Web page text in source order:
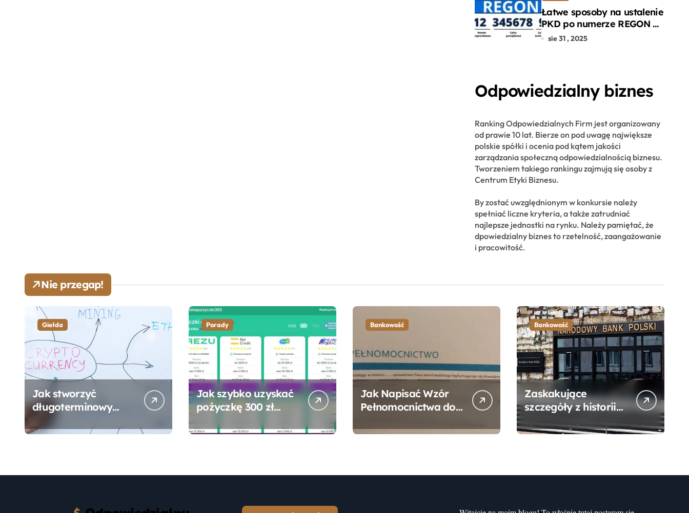
Łatwe sposoby na ustalenie
PKD po numerze REGON w
kilku prostych krokach
sie 31 , 2025
Odpowiedzialny biznes
Ranking Odpowiedzialnych Firm jest organizowany
od prawie 10 lat. Bierze on pod uwagę największe
polskie spółki i ocenia pod kątem jakości
zarządzania społeczną odpowiedzialnością biznesu.
Tworzeniem takiego rankingu zajmują się osoby z
Centrum Etyki Biznesu.
By zostać uwzględnionym w konkursie należy
spełniać liczne kryteria, a także zatrudniać
najlepsze jednostki na rynku. Należy pamiętać, że
dpowiedzialny biznes to rzetelność, zaangażowanie
i pracowitość.
Nie przegap!
Giełda
Jak stworzyć
długoterminowy
10-20 lat?
Porady
Jak szybko uzyskać
pożyczkę 300 zł
formalności?
Bankowość
Jak Napisać Wzór
Pełnomocnictwa do
Praktyczny
Bankowość
Zaskakujące
szczegóły z historii
Narodowego Banku